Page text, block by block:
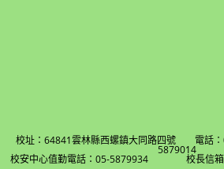
校址：64841雲林縣西螺鎮大同路四號 電
5879014
校安中心值勤電話：05-5879934 校長信箱